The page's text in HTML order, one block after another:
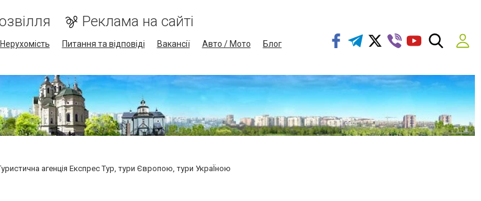
Реклама на сайті
Нерухомість Питання та відповіді Вакансії Авто / Мото
Блог
агенція Експрес Тур, тури Європою, тури УкраЇною